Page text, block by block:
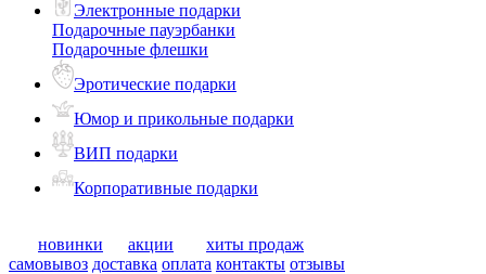
Электронные подарки
Подарочные пауэрбанки
Подарочные флешки
Эротические подарки
Юмор и прикольные подарки
ВИП подарки
Корпоративные подарки
новинки акции
хиты продаж
самовывоз доставка оплата контакты отзывы